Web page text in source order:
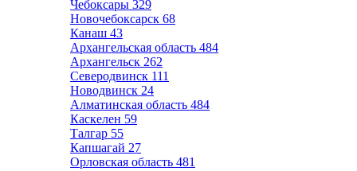
Чебоксары 329
Новочебоксарск 68
Канаш 43
Архангельская область 484
Архангельск 262
Северодвинск 111
Новодвинск 24
Алматинская область 484
Каскелен 59
Талгар 55
Капшагай 27
Орловская область 481